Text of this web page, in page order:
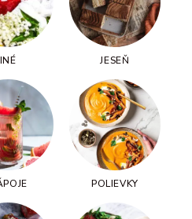
INÉ JESEŇ
POLIEVKY